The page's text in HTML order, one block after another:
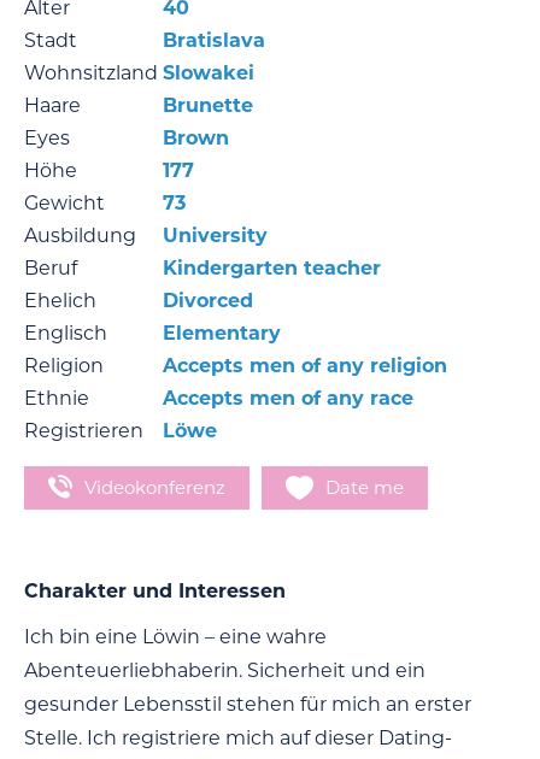
Alter
40
Stadt
Bratislava
Wohnsitzland Slowakei
Haare
Brunette
Eyes
Brown
Höhe
177
Gewicht
73
Ausbildung
University
Beruf
Kindergarten teacher
Ehelich
Divorced
Englisch
Elementary
Religion
Accepts men of any religion
Ethnie
Accepts men of any race
Registrieren
Löwe
Videokonferenz Date me
Charakter und Interessen
Ich bin eine Löwin – eine wahre
Abenteuerliebhaberin. Sicherheit und ein
gesunder Lebensstil stehen für mich an erster
Stelle. Ich registriere mich auf dieser Dating-